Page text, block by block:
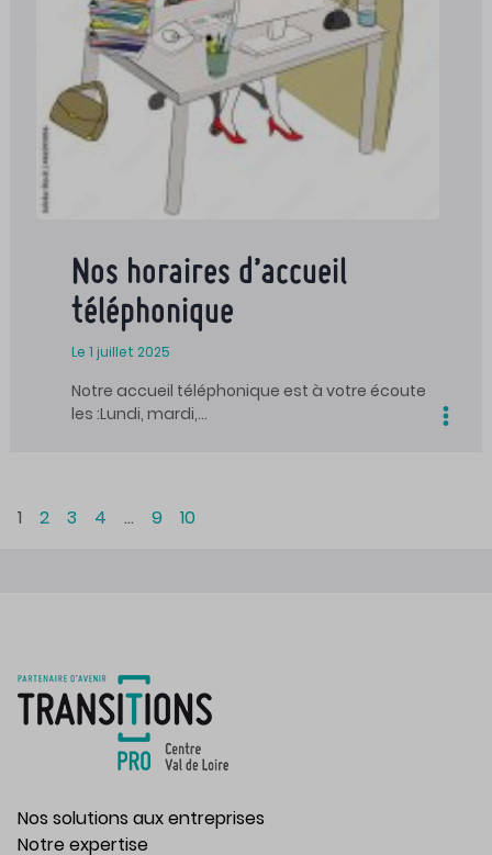
Nos horaires d’accueil
téléphonique
Le 1 juillet 2025
Notre accueil téléphonique est à votre écoute
les :Lundi, mardi,…
1 2 3 4 … 9 10
Nos solutions aux entreprises
Notre expertise